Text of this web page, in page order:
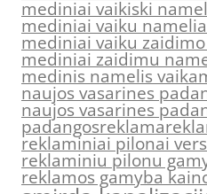
mediniai vaikiski
mediniai vaiku
mediniai vaiku
mediniai zaidimu
medinis namelis
naujos vasarines
naujos vasarines
padangosreklama
reklaminiai pilonai
reklaminiu pilonu
reklamos gamyba